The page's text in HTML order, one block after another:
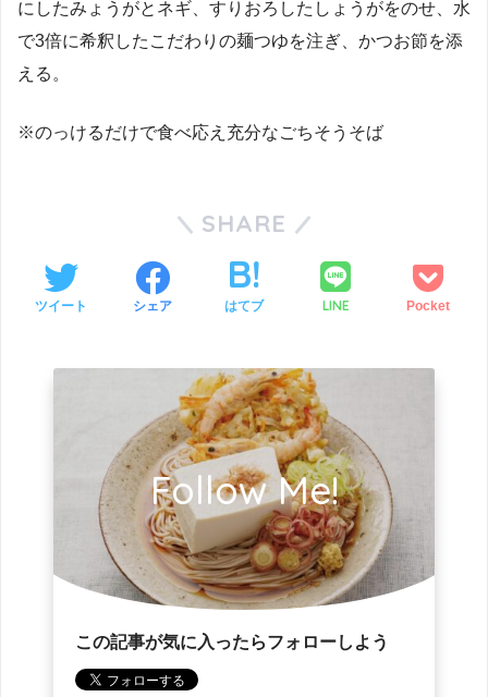
にしたみょうがとネギ、すりおろしたしょうがをのせ、水
で3倍に希釈したこだわりの麺つゆを注ぎ、かつお節を添
える。
※のっけるだけで食べ応え充分なごちそうそば
SHARE
ツイート シェア はてブ LINE Pocket
Follow Me!
この記事が気に入ったらフォローしよう